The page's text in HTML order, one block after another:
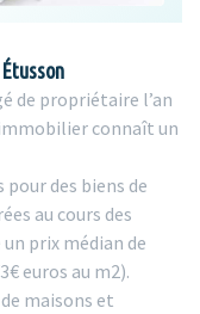
de propriétaire l’an
connaît un
des biens de
au cours des
prix médian de
euros au m2).
maisons et